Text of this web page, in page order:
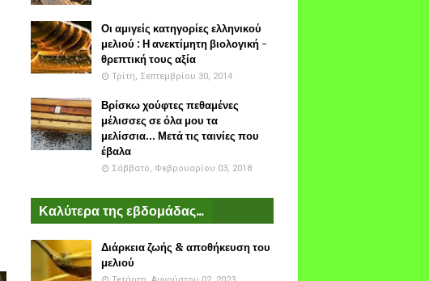
Οι αμιγείς κατηγορίες ελληνικού
μελιού : Η ανεκτίμητη βιολογική -
θρεπτική τους αξία
Τρίτη, Σεπτεμβρίου 30, 2014
Βρίσκω χούφτες πεθαμένες
μέλισσες σε όλα μου τα
μελίσσια... Μετά τις ταινίες που
έβαλα
Σάββατο, Φεβρουαρίου 03, 2018
Καλύτερα της εβδομάδας...
Διάρκεια ζωής & αποθήκευση του
μελιού